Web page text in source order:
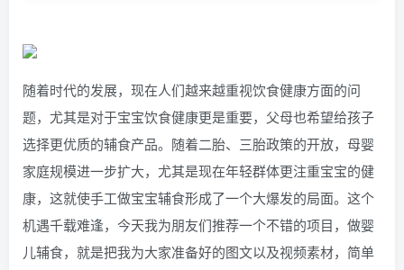
随着时代的发展，现在人们越来越重视饮食健康方面的问
题，尤其是对于宝宝饮食健康更是重要，父母也希望给孩子
选择更优质的辅食产品。随着二胎、三胎政策的开放，母婴
家庭规模进一步扩大，尤其是现在年轻群体更注重宝宝的健
康，这就使手工做宝宝辅食形成了一个大爆发的局面。这个
机遇千载难逢，今天我为朋友们推荐一个不错的项目，做婴
儿辅食，就是把我为大家准备好的图文以及视频素材，简单